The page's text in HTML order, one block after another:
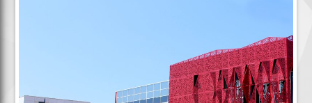
Maison de quartier des Hauts de Saint-Aubin